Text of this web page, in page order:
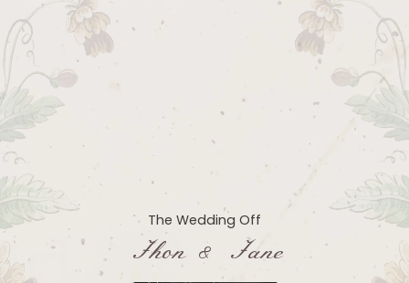
The Wedding Off
Jhon & Jane